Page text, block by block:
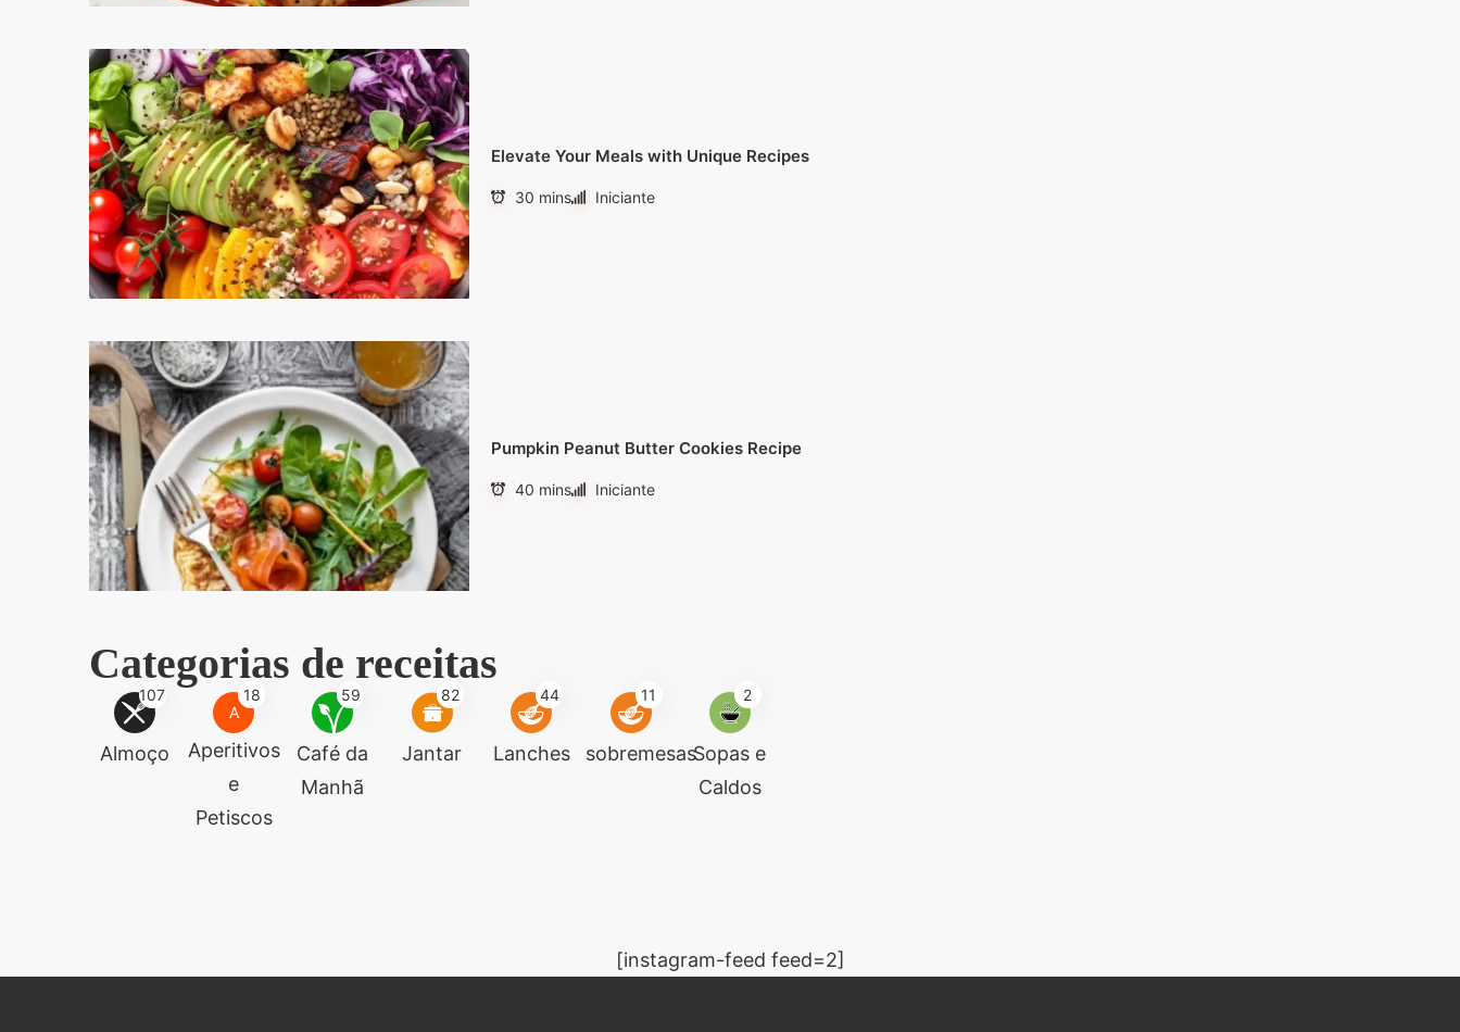
Elevate Your Meals with Unique Recipes
30 mins Iniciante
Pumpkin Peanut Butter Cookies Recipe
40 mins Iniciante
Categorias de receitas
107
Almoço
A
18
Aperitivos
e
Petiscos
59
Café da
Manhã
82
Jantar
44
Lanches
11
sobremesas
2
Sopas e
Caldos
[instagram-feed feed=2]